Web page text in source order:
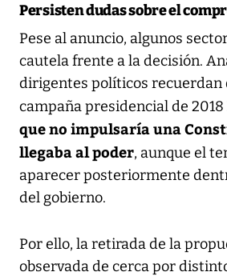
Persisten dudas sobre el
Pese al anuncio, algunos
cautela frente a la decisión.
dirigentes políticos recuerdan
campaña presidencial de 2018
que no impulsaría una
llegaba al poder, aunque el
aparecer posteriormente
del gobierno.
Por ello, la retirada de la
observada de cerca por